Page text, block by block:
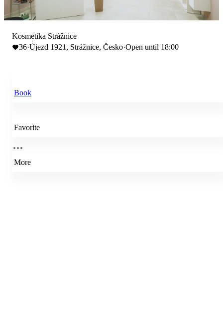
Kosmetika Strážnice
36·Újezd 1921, Strážnice, Česko·Open until 18:00
Book
Favorite
More